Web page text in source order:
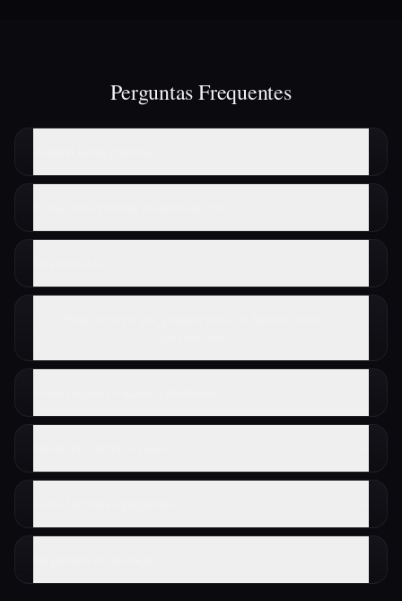
Perguntas Frequentes